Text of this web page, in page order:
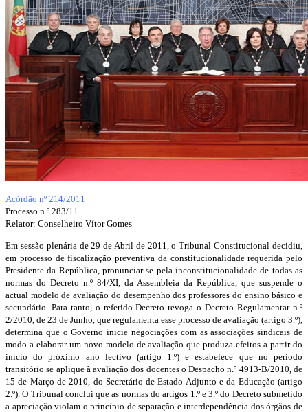
Acórdão nº 214/2011
Processo n.º 283/11
Relator: Conselheiro Vítor Gomes
Em sessão plenária de 29 de Abril de 2011, o Tribunal Constitucional decidiu,
em processo de fiscalização preventiva da constitucionalidade requerida pelo
Presidente da República, pronunciar-se pela inconstitucionalidade de todas as
normas do Decreto n.º 84/XI, da Assembleia da República, que suspende o
actual modelo de avaliação do desempenho dos professores do ensino básico e
secundário. Para tanto, o referido Decreto revoga o Decreto Regulamentar n.º
2/2010, de 23 de Junho, que regulamenta esse processo de avaliação (artigo 3.º),
determina que o Governo inicie negociações com as associações sindicais de
modo a elaborar um novo modelo de avaliação que produza efeitos a partir do
início do próximo ano lectivo (artigo 1.º) e estabelece que no período
transitório se aplique à avaliação dos docentes o Despacho n.º 4913-B/2010, de
15 de Março de 2010, do Secretário de Estado Adjunto e da Educação (artigo
2.º). O Tribunal conclui que as normas do artigos 1.º e 3.º do Decreto submetido
a apreciação violam o princípio de separação e interdependência dos órgãos de